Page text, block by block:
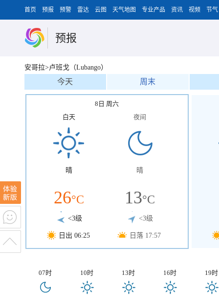
首页 预报 预警 雷达 云图 天气地图 专业产品 资讯 视频 节气
预报
安哥拉>卢班戈（Lubango）
今天 周末
8日 周六
白天
晴
26°C
<3级
日出 06:25
夜间
晴
13°C
<3级
日落 17:57
07时 10时 13时 16时 19时